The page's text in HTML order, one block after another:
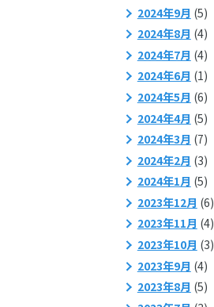
2024年9月 (5)
2024年8月 (4)
2024年7月 (4)
2024年6月 (1)
2024年5月 (6)
2024年4月 (5)
2024年3月 (7)
2024年2月 (3)
2024年1月 (5)
2023年12月 (6)
2023年11月 (4)
2023年10月 (3)
2023年9月 (4)
2023年8月 (5)